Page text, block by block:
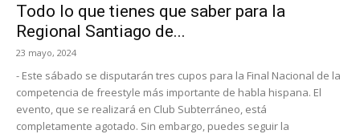
Todo lo que tienes que saber para la
Regional Santiago de...
23 mayo, 2024
- Este sábado se disputarán tres cupos para la Final Nacional de la
competencia de freestyle más importante de habla hispana. El
evento, que se realizará en Club Subterráneo, está
completamente agotado. Sin embargo, puedes seguir la